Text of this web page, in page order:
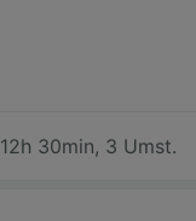
12h 30min, 3 Umst.